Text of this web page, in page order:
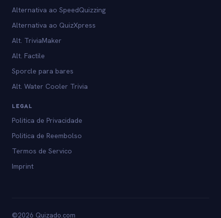
Alternativa ao SpeedQuizzing
Alternativa ao QuizXpress
Alt. TriviaMaker
Alt. Factile
Sporcle para bares
Alt. Water Cooler Trivia
LEGAL
Politica de Privacidade
Politica de Reembolso
Termos de Servico
Imprint
©2026 Quizado.com